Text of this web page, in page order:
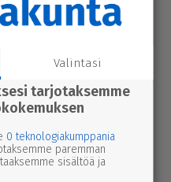
vesi­va­
– toi­min­toja jär­jes­
uusiksi
Karviassa
suku­pol­
jo ovella
Valintasi
tarjotaksemme
0 teknologiakumppania
paremman
sisältöä ja